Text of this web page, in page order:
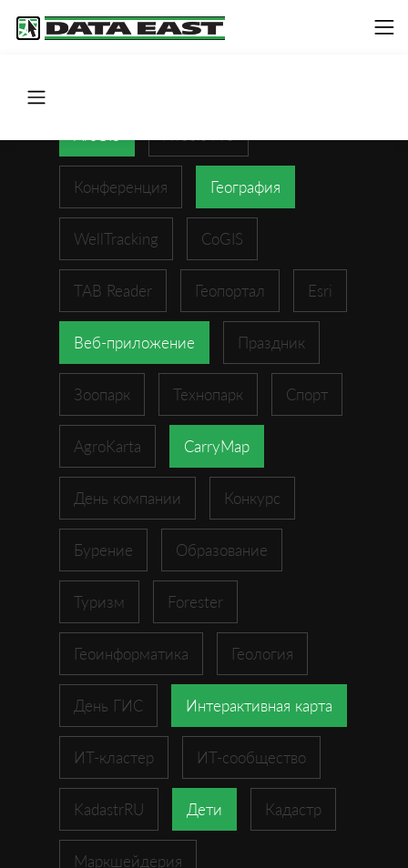
Конференция География
WellTracking CoGIS
TAB Reader Геопортал Esri
Веб-приложение Праздник
Зоопарк Технопарк Спорт
AgroKarta CarryMap
День компании Конкурс
Бурение Образование
Туризм Forester
Геоинформатика Геология
День ГИС Интерактивная карта
ИТ-кластер ИТ-сообщество
KadastrRU Дети Кадастр
Маркшейдерия